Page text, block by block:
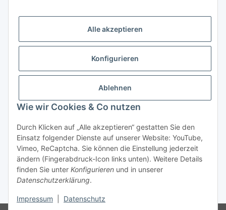
Alle akzeptieren
Konfigurieren
Ablehnen
Wie wir Cookies & Co nutzen
Durch Klicken auf „Alle akzeptieren“ gestatten Sie den
Einsatz folgender Dienste auf unserer Website: YouTube,
Vimeo, ReCaptcha. Sie können die Einstellung jederzeit
ändern (Fingerabdruck-Icon links unten). Weitere Details
finden Sie unter Konfigurieren und in unserer
Datenschutzerklärung.
Impressum Datenschutz
Höffgeshofweg 14
Finden Sie uns auf Google Maps
Widerrufsbutton